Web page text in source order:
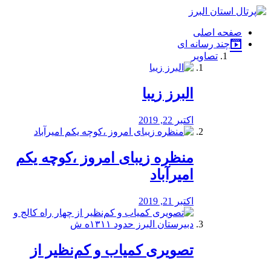
فصد
شرق
تهران
خشکشویی
صفحه اصلی
چند رسانه ای
تصاویر
البرز زیبا
اکتبر 22, 2019
منظره‌‌ زیبای امروز ،کوچه یکم
امیرآباد
اکتبر 21, 2019
️تصویری کمیاب و کم‌نظیر از